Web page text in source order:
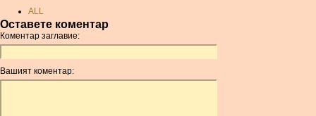
ALL
AMD
ANC
ANG
AOA
Оставете коментар
Коментар заглавие:
Вашият коментар: